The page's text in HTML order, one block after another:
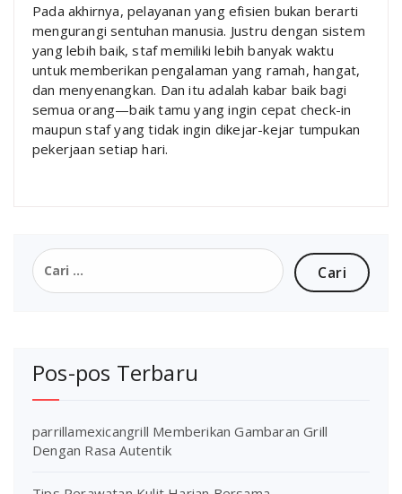
Pada akhirnya, pelayanan yang efisien bukan berarti
mengurangi sentuhan manusia. Justru dengan sistem
yang lebih baik, staf memiliki lebih banyak waktu
untuk memberikan pengalaman yang ramah, hangat,
dan menyenangkan. Dan itu adalah kabar baik bagi
semua orang—baik tamu yang ingin cepat check-in
maupun staf yang tidak ingin dikejar-kejar tumpukan
pekerjaan setiap hari.
Cari
untuk:
Pos-pos Terbaru
parrillamexicangrill Memberikan Gambaran Grill
Dengan Rasa Autentik